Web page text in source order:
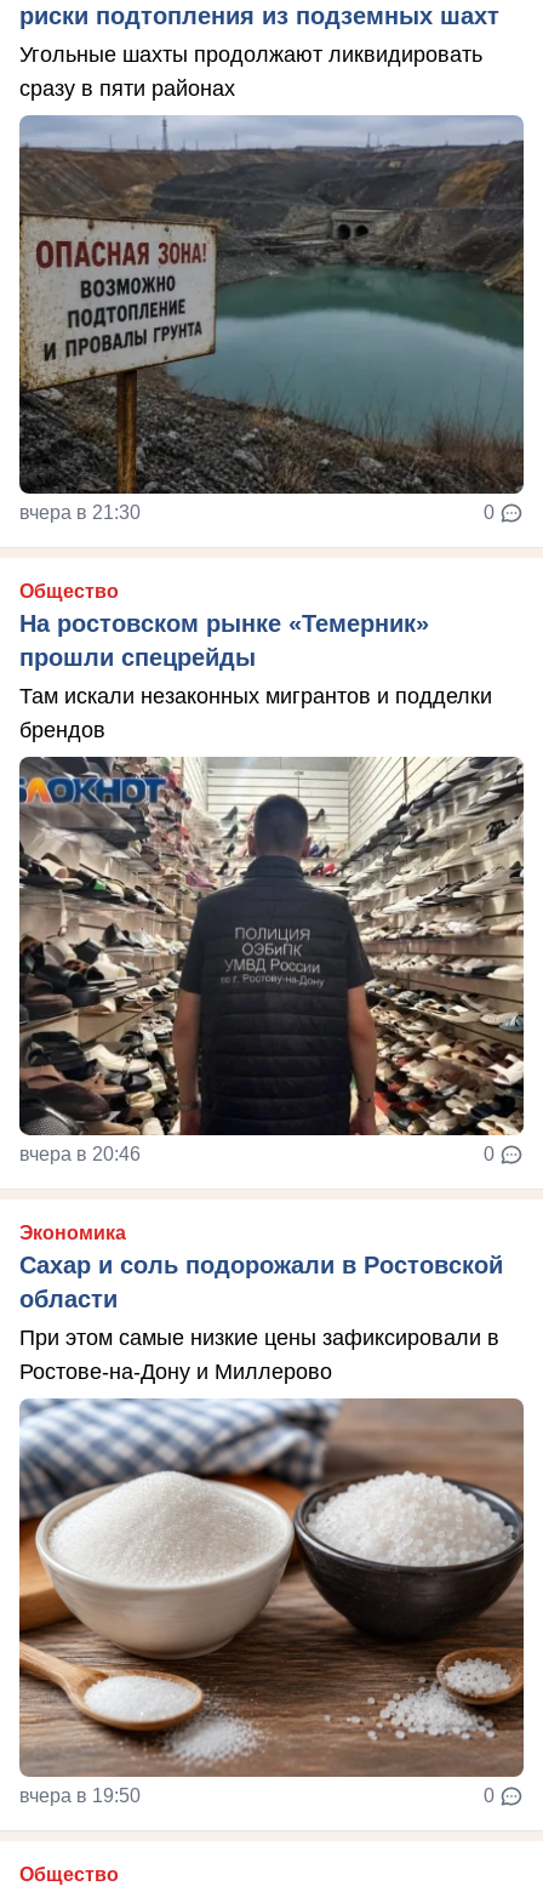
риски подтопления из подземных шахт
Угольные шахты продолжают ликвидировать
сразу в пяти районах
вчера в 21:30 0
Общество
На ростовском рынке «Темерник»
прошли спецрейды
Там искали незаконных мигрантов и подделки
брендов
вчера в 20:46 0
Экономика
Сахар и соль подорожали в Ростовской
области
При этом самые низкие цены зафиксировали в
Ростове-на-Дону и Миллерово
вчера в 19:50 0
Общество